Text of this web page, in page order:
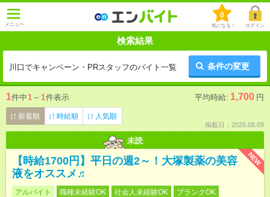
メニュー
0
気になる！ ログイン
検索結果
川口でキャンペーン・PRスタッフのバイト一覧 条件の変更
1件中1 ～ 1件表示 平均時給: 1,700 円
新着順 時給順 人気順
掲載日：2026.08.09
未読
NEW
【時給1700円】平日の週2～！大塚製薬の美容
液をオススメ♬
アルバイト 職種未経験OK 社会人未経験OK ブランクOK